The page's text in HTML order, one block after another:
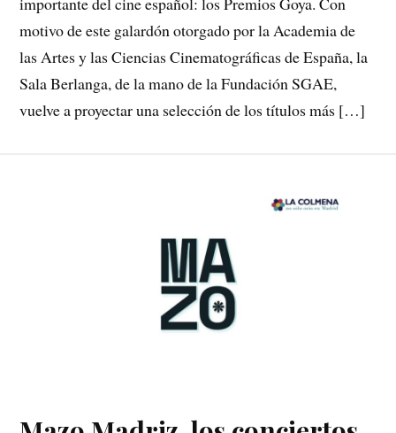
motivo de este galardón otorgado por la Academia de
las Artes y las Ciencias Cinematográficas de España, la
Sala Berlanga, de la mano de la Fundación SGAE,
vuelve a proyectar una selección de los títulos más […]